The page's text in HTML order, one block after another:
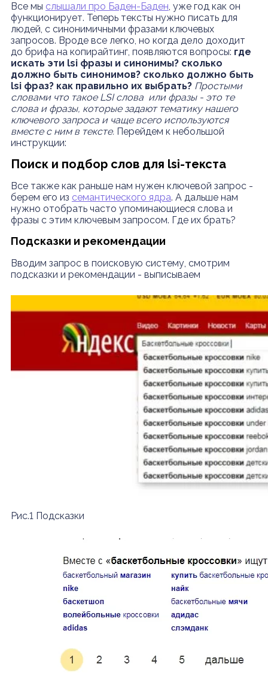
Все мы слышали про Баден-Баден, уже год как он
функционирует. Теперь тексты нужно писать для
людей, с синонимичными фразами ключевых
запросов. Вроде все легко, но когда дело доходит
до брифа на копирайтинг, появляются вопросы: где
искать эти lsi фразы и синонимы? сколько
должно быть синонимов? сколько должно быть
lsi фраз? как правильно их выбрать? Простыми
словами что такое LSI слова или фразы - это те
слова и фразы, которые задают тематику нашего
ключевого запроса и чаще всего используются
вместе с ним в тексте. Перейдем к небольшой
инструкции:
Поиск и подбор слов для lsi-текста
Все также как раньше нам нужен ключевой запрос -
берем его из семантического ядра. А дальше нам
нужно отобрать часто упоминающиеся слова и
фразы с этим ключевым запросом. Где их брать?
Подсказки и рекомендации
Вводим запрос в поисковую систему, смотрим
подсказки и рекомендации - выписываем
Рис.1 Подсказки